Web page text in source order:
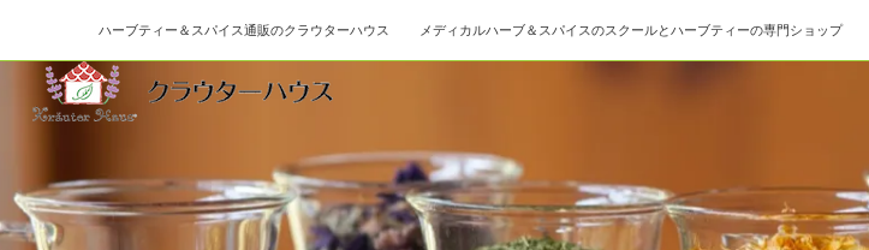
ハーブティー＆スパイス通販のクラウターハウス メディカルハーブ＆スパイスのスクールとハーブティーの専門ショップ